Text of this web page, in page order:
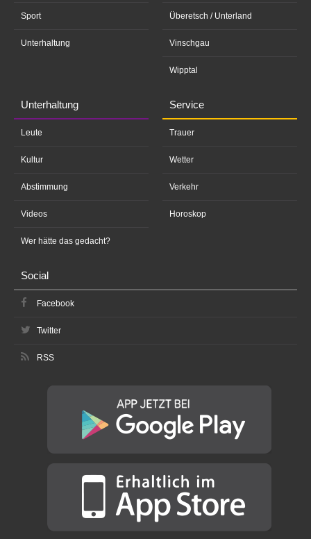
Sport
Unterhaltung
Überetsch / Unterland
Vinschgau
Wipptal
Unterhaltung
Leute
Kultur
Abstimmung
Videos
Wer hätte das gedacht?
Service
Trauer
Wetter
Verkehr
Horoskop
Social
Facebook
Twitter
RSS